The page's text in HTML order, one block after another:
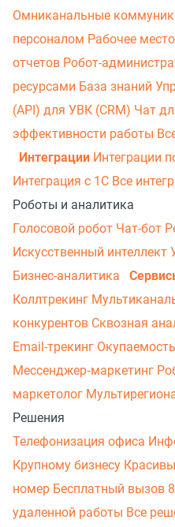
Омниканальные
персоналом Рабочее
отчетов Робот-
ресурсами База знаний
(API) для УВК (CRM) Чат
эффективности работы
Интеграции Интеграции
Интеграция с 1С Все
Роботы и аналитика
Голосовой робот Чат-бот
Искусственный интеллект
Бизнес-аналитика
Коллтрекинг
конкурентов Сквозная
Email-трекинг
Мессенджер‑маркетинг
маркетолог
Решения
Телефонизация офиса
Крупному бизнесу
номер Бесплатный вызов
удаленной работы Все